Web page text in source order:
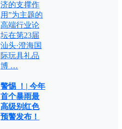
济的支撑作
用”为主题的
高端行业论
坛在第23届
汕头·澄海国
际玩具礼品
博 …
警惕 ！| 今年
首个暴雨最
高级别红色
预警发布！